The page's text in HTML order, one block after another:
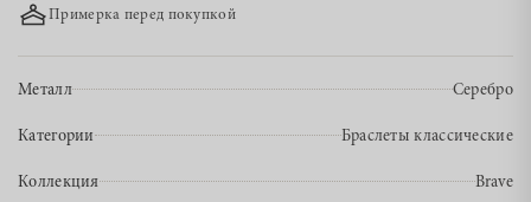
Примерка перед покупкой
Металл Серебро
Категории Браслеты классические
Коллекция Brave